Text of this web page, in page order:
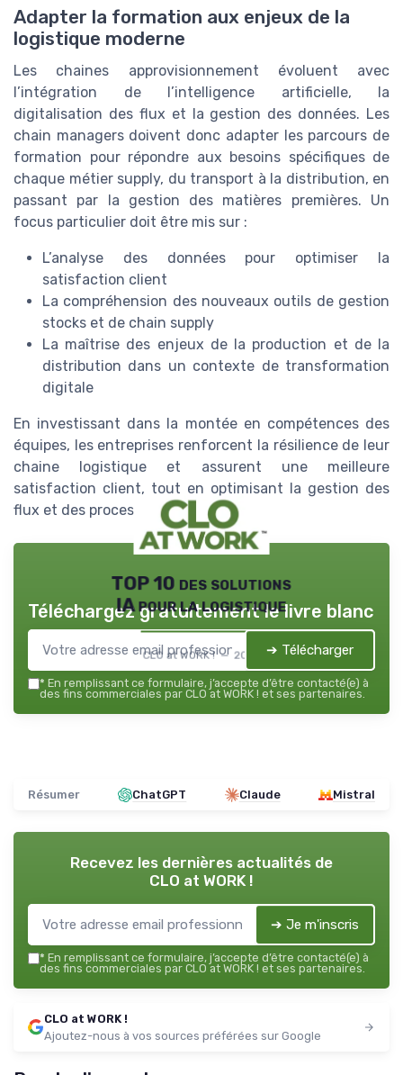
Adapter la formation aux enjeux de la
logistique moderne
Les chaines approvisionnement évoluent avec
l’intégration de l’intelligence artificielle, la
digitalisation des flux et la gestion des données. Les
chain managers doivent donc adapter les parcours de
formation pour répondre aux besoins spécifiques de
chaque métier supply, du transport à la distribution, en
passant par la gestion des matières premières. Un
focus particulier doit être mis sur :
L’analyse des données pour optimiser la
satisfaction client
La compréhension des nouveaux outils de gestion
stocks et de chain supply
La maîtrise des enjeux de la production et de la
distribution dans un contexte de transformation
digitale
En investissant dans la montée en compétences des
équipes, les entreprises renforcent la résilience de leur
chaine logistique et assurent une meilleure
satisfaction client, tout en optimisant la gestion des
flux et des processus.
TOP 10 des solutions
IA pour la logistique
CLO at WORK ! — 2026
Téléchargez gratuitement le livre blanc
➔ Télécharger
* En remplissant ce formulaire, j’accepte d’être contacté(e) à
des fins commerciales par CLO at WORK ! et ses partenaires.
Résumer ChatGPT Claude Mistral
Recevez les dernières actualités de
CLO at WORK !
➔ Je m'inscris
* En remplissant ce formulaire, j’accepte d’être contacté(e) à
des fins commerciales par CLO at WORK ! et ses partenaires.
CLO at WORK !
Ajoutez-nous à vos sources préférées sur Google